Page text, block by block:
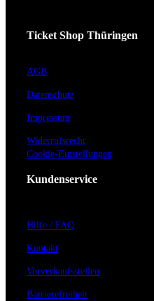
Ticket Shop Thüringen
AGB
Datenschutz
Impressum
Widerrufsrecht
Cookie-Einstellungen
Kundenservice
Hilfe / FAQ
Kontakt
Vorverkaufsstellen
Barrierefreiheit